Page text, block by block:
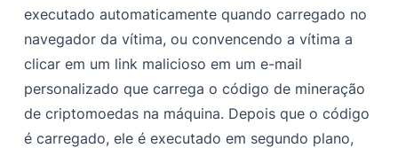
executado automaticamente quando carregado no
navegador da vítima, ou convencendo a vítima a
clicar em um link malicioso em um e-mail
personalizado que carrega o código de mineração
de criptomoedas na máquina. Depois que o código
é carregado, ele é executado em segundo plano,